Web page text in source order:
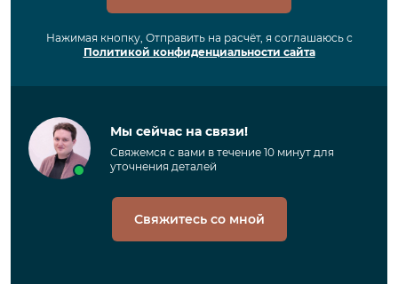
Нажимая кнопку, Отправить на расчёт, я соглашаюсь с
Политикой конфиденциальности сайта
Мы сейчас на связи!
Свяжемся с вами в течение 10 минут для
уточнения деталей
Свяжитесь со мной